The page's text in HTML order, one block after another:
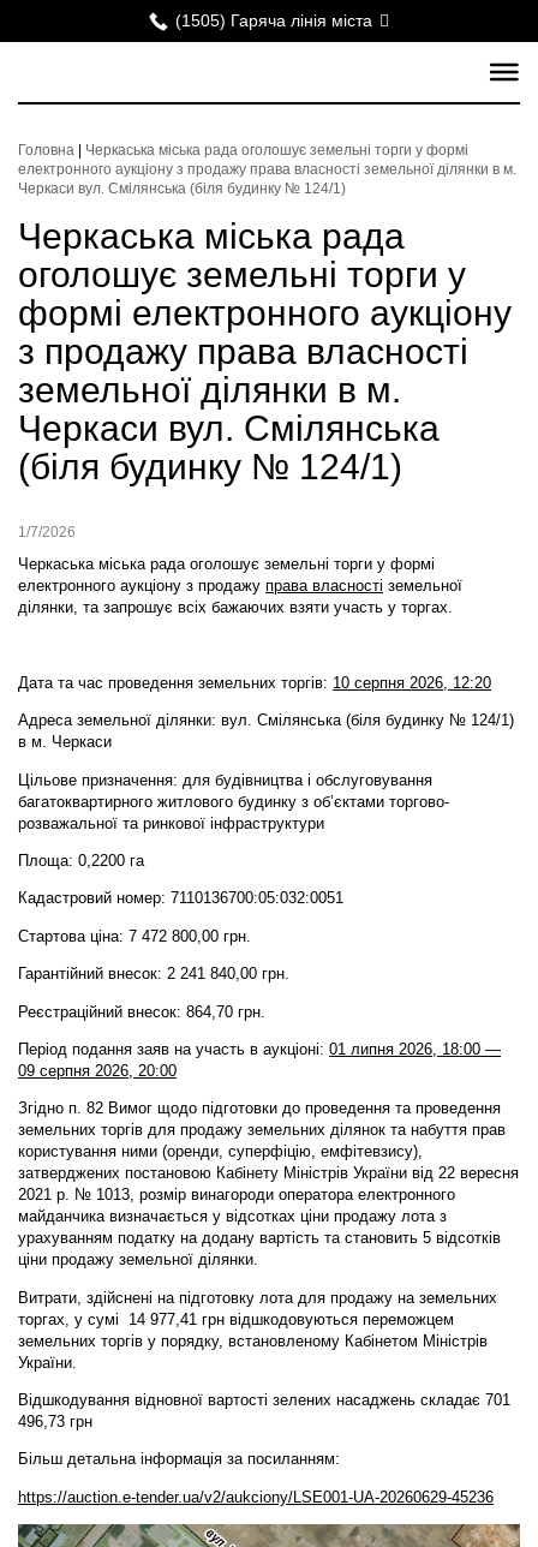
(1505) Гаряча лінія міста
Головна
Черкаська міська рада оголошує земельні торги у формі
електронного аукціону з продажу права власності земельної ділянки в м.
Черкаси вул. Смілянська (біля будинку № 124/1)
Черкаська міська рада
оголошує земельні торги у
формі електронного аукціону
з продажу права власності
земельної ділянки в м.
Черкаси вул. Смілянська
(біля будинку № 124/1)
1/7/2026
Черкаська міська рада оголошує земельні торги у формі
електронного аукціону з продажу права власності земельної
ділянки, та запрошує всіх бажаючих взяти участь у торгах.
Дата та час проведення земельних торгів: 10 серпня 2026, 12:20
Адреса земельної ділянки: вул. Смілянська (біля будинку № 124/1)
в м. Черкаси
Цільове призначення: для будівництва і обслуговування
багатоквартирного житлового будинку з об’єктами торгово-
розважальної та ринкової інфраструктури
Площа: 0,2200 га
Кадастровий номер: 7110136700:05:032:0051
Стартова ціна: 7 472 800,00 грн.
Гарантійний внесок: 2 241 840,00 грн.
Реєстраційний внесок: 864,70 грн.
Період подання заяв на участь в аукціоні: 01 липня 2026, 18:00 —
09 серпня 2026, 20:00
Згідно п. 82 Вимог щодо підготовки до проведення та проведення
земельних торгів для продажу земельних ділянок та набуття прав
користування ними (оренди, суперфіцію, емфітевзису),
затверджених постановою Кабінету Міністрів України від 22 вересня
2021 р. № 1013, розмір винагороди оператора електронного
майданчика визначається у відсотках ціни продажу лота з
урахуванням податку на додану вартість та становить 5 відсотків
ціни продажу земельної ділянки.
Витрати, здійснені на підготовку лота для продажу на земельних
торгах, у сумі 14 977,41 грн відшкодовуються переможцем
земельних торгів у порядку, встановленому Кабінетом Міністрів
України.
Відшкодування відновної вартості зелених насаджень складає 701
496,73 грн
Більш детальна інформація за посиланням:
https://auction.e-tender.ua/v2/aukciony/LSE001-UA-20260629-45236